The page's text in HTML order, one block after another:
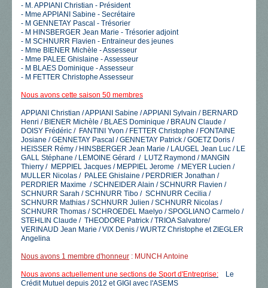
- M. APPIANI Christian - Président
- Mme APPIANI Sabine - Secrétaire
- M GENNETAY Pascal - Trésorier
- M HINSBERGER Jean Marie - Trésorier adjoint
- M SCHNURR Flavien - Entraineur des jeunes
- Mme BIENER Michèle - Assesseur
- Mme PALEE Ghislaine - Assesseur
- M BLAES Dominique - Assesseur
- M FETTER Christophe Assesseur
Nous avons cette saison 50 membres
APPIANI Christian / APPIANI Sabine / APPIANI Sylvain / BERNARD
Henri / BIENER Michèle / BLAES Dominique / BRAUN Claude /
DOISY Frédéric / FANTINI Yvon / FETTER Christophe / FONTAINE
Josiane / GENNETAY Pascal / GENNETAY Patrick / GOETZ Doris /
HEISSER Rémy / HINSBERGER Jean Marie / LAUGEL Jean Luc / LE
GALL Stéphane / LEMOINE Gérard / LUTZ Raymond / MANGIN
Thierry / MEPPIEL Jacques / MEPPIEL Jerome / MEYER Lucien /
MULLER Nicolas / PALEE Ghislaine / PERDRIER Jonathan /
PERDRIER Maxime / SCHNEIDER Alain / SCHNURR Flavien /
SCHNURR Sarah / SCHNURR Tibo / SCHNURR Cecilia /
SCHNURR Mathias / SCHNURR Julien / SCHNURR Nicolas /
SCHNURR Thomas / SCHROEDEL Maelyo / SPOGLIANO Carmelo /
STEHLIN Claude / THEODORE Patrick / TRIOA Salvatore/
VERINAUD Jean Marie / VIX Denis / WURTZ Christophe et ZIEGLER
Angelina
Nous avons 1 membre d'honneur : MUNCH Antoine
Nous avons actuellement une sections de Sport d'Entreprise: Le
Crédit Mutuel depuis 2012 et GIGI avec l'ASEMS